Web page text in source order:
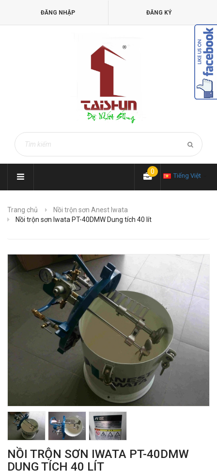
ĐĂNG NHẬP ĐĂNG KÝ
Tiếng Việt
0
Trang chủ
Nồi trộn sơn Anest Iwata
Nồi trộn sơn Iwata PT-40DMW Dung tích 40 lít
NỒI TRỘN SƠN IWATA PT-40DMW
DUNG TÍCH 40 LÍT